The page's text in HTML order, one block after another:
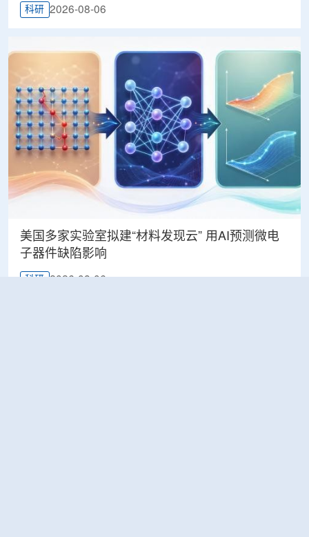
科研 2026-08-06
美国多家实验室拟建“材料发现云” 用AI预测微电
子器件缺陷影响
科研 2026-08-06